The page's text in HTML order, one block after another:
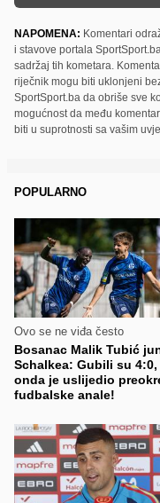
NAPOMENA: Komentari
i stavove portala
sadržaj tih kometara.
riječnik mogu biti uklonjeni
SportSport.ba da obriše sve
mogućnost da među
biti u suprotnosti sa vašim
POPULARNO
Ovo se ne viđa često
Bosanac Malik Tubić
Schalkea: Gubili su 4:0,
onda je uslijedio
fudbalske anale!